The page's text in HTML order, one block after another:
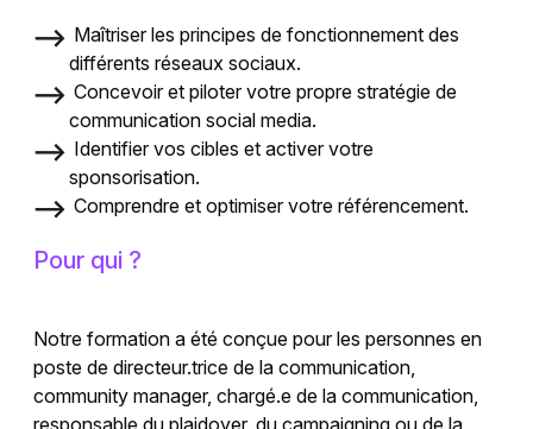
Maîtriser les principes de fonctionnement des
différents réseaux sociaux.
Concevoir et piloter votre propre stratégie de
communication social media.
Identifier vos cibles et activer votre
sponsorisation.
Comprendre et optimiser votre référencement.
Pour qui ?
Notre formation a été conçue pour les personnes en
poste de directeur.trice de la communication,
community manager, chargé.e de la communication,
responsable du plaidoyer, du campaigning ou de la